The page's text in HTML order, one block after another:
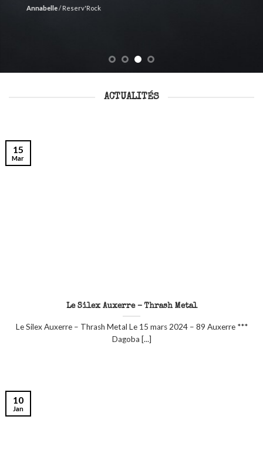
Annabelle/Reserv'Rock
ACTUALITÉS
Le Silex Auxerre – Thrash Metal
Le Silex Auxerre – Thrash Metal Le 15 mars 2024 – 89 Auxerre ***
Dagoba [...]
15
Mar
10
Jan